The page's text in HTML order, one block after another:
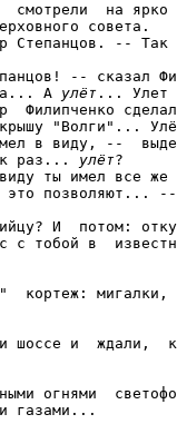
смотрели  на ярко
совета.
Степанцов. -- Так
-- сказал
А улёт ... Улет
сделал
"Волги"...
в виду, --
раз... улёт?
ты имел все же
позволяют...
И  потом:
тобой в
кортеж: мигалки,
шоссе и  ждали,
огнями
газами...